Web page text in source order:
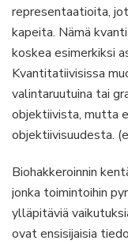
representaatioita,
kapeita. Nämä
koskea esimerkiksi
Kvantitatiivisissa
valintaruutuina tai
objektiivista, mutta
objektiivisuudesta.
Biohakkeroinnin
jonka toimintoihin
ylläpitäviä
ovat ensisijaisia